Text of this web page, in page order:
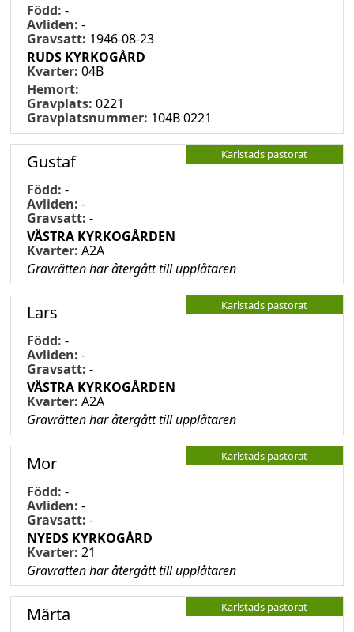
Född: -
Avliden: -
Gravsatt: 1946-08-23
RUDS KYRKOGÅRD
Kvarter: 04B
Hemort:
Gravplats: 0221
Gravplatsnummer: 104B 0221
Karlstads pastorat
Gustaf
Född: -
Avliden: -
Gravsatt: -
VÄSTRA KYRKOGÅRDEN
Kvarter: A2A
Gravrätten har återgått till upplåtaren
Karlstads pastorat
Lars
Född: -
Avliden: -
Gravsatt: -
VÄSTRA KYRKOGÅRDEN
Kvarter: A2A
Gravrätten har återgått till upplåtaren
Karlstads pastorat
Mor
Född: -
Avliden: -
Gravsatt: -
NYEDS KYRKOGÅRD
Kvarter: 21
Gravrätten har återgått till upplåtaren
Karlstads pastorat
Märta